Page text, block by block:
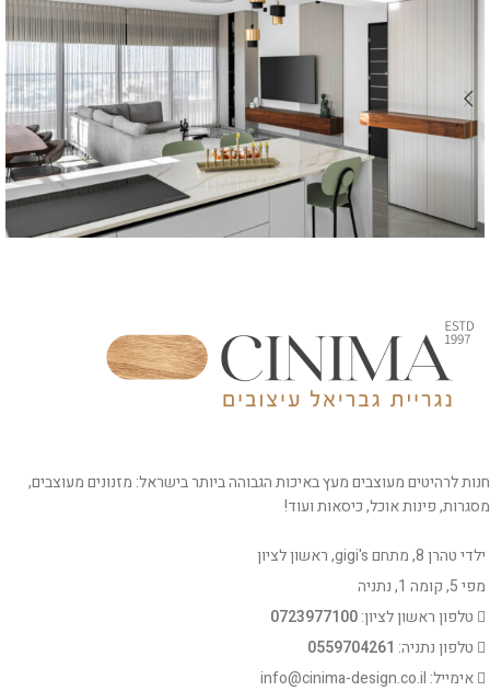
חנות לרהיטים מעוצבים מעץ באיכות הגבוהה ביותר בישראל: מזנונים מעוצבים,
מסגרות, פינות אוכל, כיסאות ועוד!
ילדי טהרן 8, מתחם gigi's, ראשון לציון
מפי 5, קומה 1, נתניה
טלפון ראשון לציון:0723977100
טלפון נתניה: 0559704261
אימייל: info@cinima-design.co.il